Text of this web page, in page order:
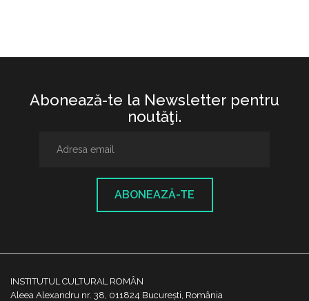
Abonează-te la Newsletter pentru
noutăţi.
ABONEAZĂ-TE
INSTITUTUL CULTURAL ROMÂN
Aleea Alexandru nr. 38, 011824 București, România